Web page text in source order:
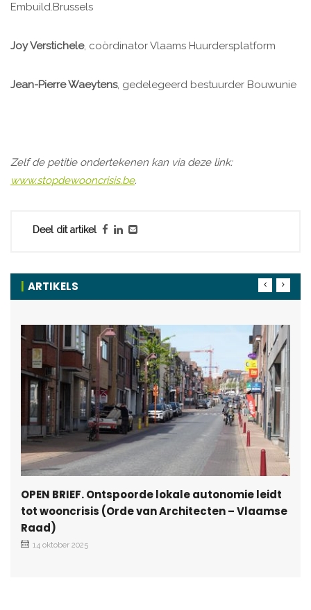
Embuild.Brussels
Joy Verstichele, coördinator Vlaams Huurdersplatform
Jean-Pierre Waeytens, gedelegeerd bestuurder Bouwunie
Zelf de petitie ondertekenen kan via deze link:
www.stopdewooncrisis.be.
Deel dit artikel
ARTIKELS
OPEN BRIEF. Ontspoorde lokale autonomie leidt
tot wooncrisis (Orde van Architecten – Vlaamse
Raad)
14 oktober 2025